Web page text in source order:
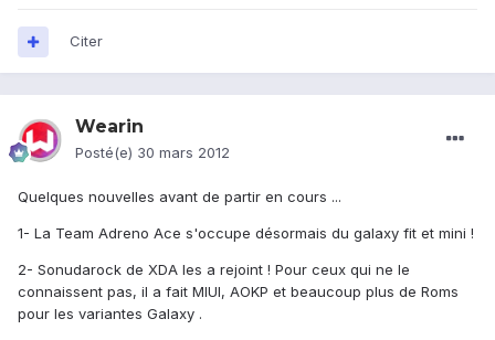
Citer
Wearin
Posté(e) 30 mars 2012
Quelques nouvelles avant de partir en cours ...
1- La Team Adreno Ace s'occupe désormais du galaxy fit et mini !
2- Sonudarock de XDA les a rejoint ! Pour ceux qui ne le
connaissent pas, il a fait MIUI, AOKP et beaucoup plus de Roms
pour les variantes Galaxy .